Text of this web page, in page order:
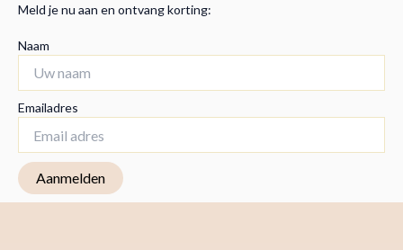
Meld je nu aan en ontvang korting:
Naam
Emailadres